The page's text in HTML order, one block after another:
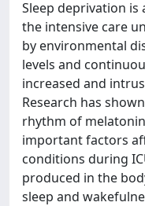
Sleep deprivation
the intensive care
by environmental
levels and
increased and
Research has
rhythm of
important factors
conditions during
produced in the
sleep and